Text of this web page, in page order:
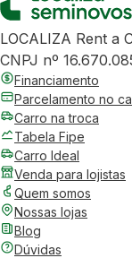
LOCALIZA Rent a
CNPJ nº
Financiamento
Parcelamento no
Carro na troca
Tabela Fipe
Carro Ideal
Venda para lojistas
Quem somos
Nossas lojas
Blog
Dúvidas